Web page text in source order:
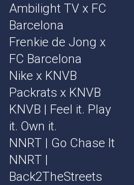
Ambilight TV x FC
Barcelona
Frenkie de Jong x
FC Barcelona
Nike x KNVB
Packrats x KNVB
KNVB | Feel it. Play
it. Own it.
NNRT | Go Chase It
NNRT |
Back2TheStreets